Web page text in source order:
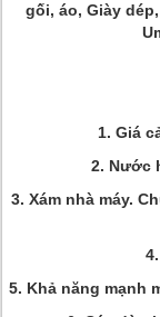
gối, áo, Giày
1. Giá
2. Nước
3. Xám nhà máy.
5. Khả năng mạnh